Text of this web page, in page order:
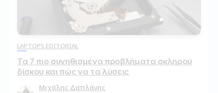
LAPTOPS EDITORIAL
Τα 7 πιο συνηθισμένα προβλήματα σκληρού
δίσκου και πώς να τα λύσεις
Μιχάλης Δαπλάνης